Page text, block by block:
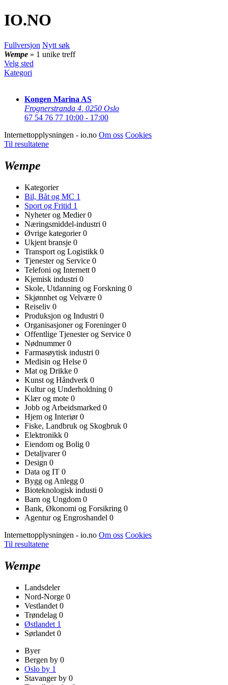
IO.NO
Fullversjon Nytt søk
Wempe » 1 unike treff
Velg sted
Kategori
Kongen Marina AS
Frognerstranda 4 0250 Oslo
67 54 76 77 10:00 - 17:00
Internettopplysningen - io.no Om oss Cookies
Til resultatene
Wempe
Kategorier
Bil, Båt og MC 1
Sport og Fritid 1
Nyheter og Medier0
Næringsmiddel-industri 0
Øvrige kategorier0
Ukjent bransje 0
Transport og Logistikk 0
Tjenester og Service 0
Telefoni og Internett 0
Kjemisk industri 0
Skole, Utdanning og Forskning 0
Skjønnhet og Velvære 0
Reiseliv 0
Produksjon og Industri 0
Organisasjoner og Foreninger0
Offentlige Tjenester og Service 0
Nødnummer0
Farmasøytisk industri 0
Medisin og Helse 0
Mat og Drikke 0
Kunst og Håndverk 0
Kultur og Underholdning 0
Klær og mote 0
Jobb og Arbeidsmarked 0
Hjem og Interiør0
Fiske, Landbruk og Skogbruk 0
Elektronikk 0
Eiendom og Bolig 0
Detaljvarer0
Design 0
Data og IT 0
Bygg og Anlegg 0
Bioteknologisk industi 0
Barn og Ungdom 0
Bank, Økonomi og Forsikring 0
Agentur og Engroshandel 0
Internettopplysningen - io.no Om oss Cookies
Til resultatene
Wempe
Landsdeler
Nord-Norge 0
Vestlandet 0
Trøndelag 0
Østlandet 1
Sørlandet 0
Byer
Bergen by 0
Oslo by 1
Stavanger by 0